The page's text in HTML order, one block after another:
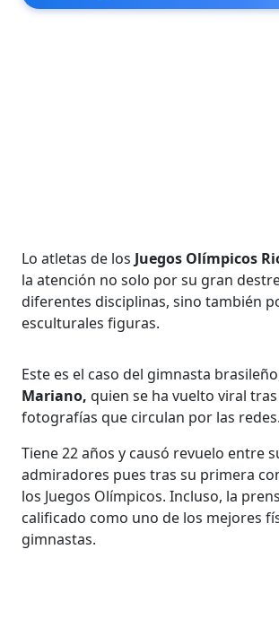
Lo atletas de los Juegos Olímpicos
la atención no solo por su gran
diferentes disciplinas, sino también
esculturales figuras.
Este es el caso del gimnasta
Mariano, quien se ha vuelto viral
fotografías que circulan por las redes.
Tiene 22 años y causó revuelo entre
admiradores pues tras su primera
los Juegos Olímpicos. Incluso, la
calificado como uno de los mejores
gimnastas.